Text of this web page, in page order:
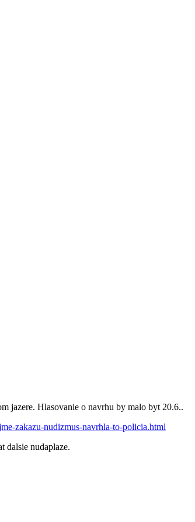
jazere. Hlasovanie o navrhu by malo byt 20.6..
zakazu-nudizmus-navrhla-to-policia.html
dalsie nudaplaze.